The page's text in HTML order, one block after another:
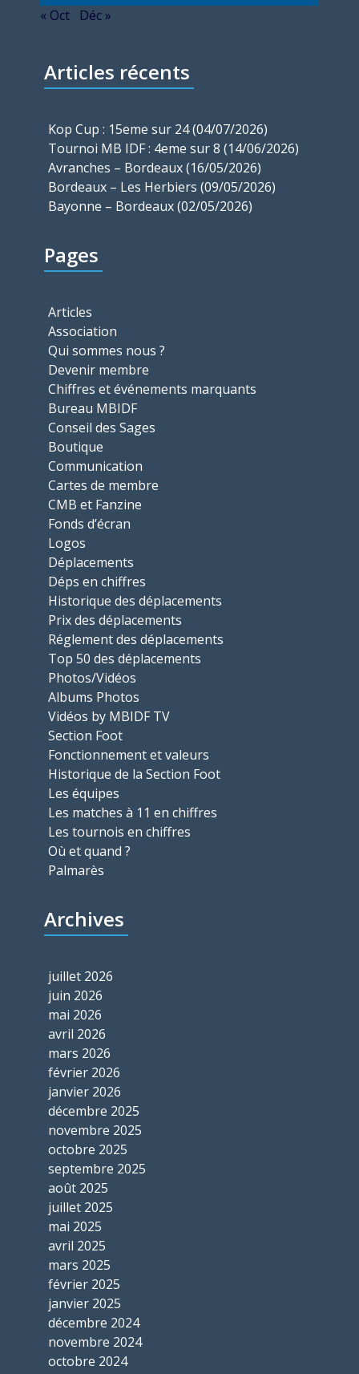
« Oct Déc »
Articles récents
Kop Cup : 15eme sur 24 (04/07/2026)
Tournoi MB IDF : 4eme sur 8 (14/06/2026)
Avranches – Bordeaux (16/05/2026)
Bordeaux – Les Herbiers (09/05/2026)
Bayonne – Bordeaux (02/05/2026)
Pages
Articles
Association
Qui sommes nous ?
Devenir membre
Chiffres et événements marquants
Bureau MBIDF
Conseil des Sages
Boutique
Communication
Cartes de membre
CMB et Fanzine
Fonds d’écran
Logos
Déplacements
Déps en chiffres
Historique des déplacements
Prix des déplacements
Réglement des déplacements
Top 50 des déplacements
Photos/Vidéos
Albums Photos
Vidéos by MBIDF TV
Section Foot
Fonctionnement et valeurs
Historique de la Section Foot
Les équipes
Les matches à 11 en chiffres
Les tournois en chiffres
Où et quand ?
Palmarès
Archives
juillet 2026
juin 2026
mai 2026
avril 2026
mars 2026
février 2026
janvier 2026
décembre 2025
novembre 2025
octobre 2025
septembre 2025
août 2025
juillet 2025
mai 2025
avril 2025
mars 2025
février 2025
janvier 2025
décembre 2024
novembre 2024
octobre 2024